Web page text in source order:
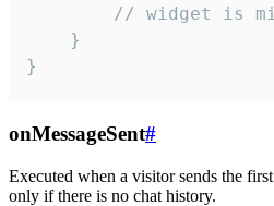
// widget is
    }
}
onMessageSent#
Executed when a visitor sends the
only if there is no chat history.